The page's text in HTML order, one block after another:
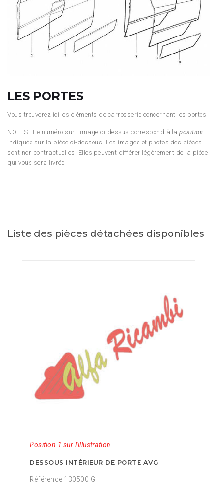
LES PORTES
Vous trouverez ici les éléments de carrosserie concernant les portes.
NOTES : Le numéro sur l'image ci-dessus correspond à la position
indiquée sur la pièce ci-dessous. Les images et photos des pièces
sont non contractuelles. Elles peuvent différer légèrement de la pièce
qui vous sera livrée.
Liste des pièces détachées disponibles
Position 1 sur l'illustration
DESSOUS INTÉRIEUR DE PORTE AVG
Référence 130500 G